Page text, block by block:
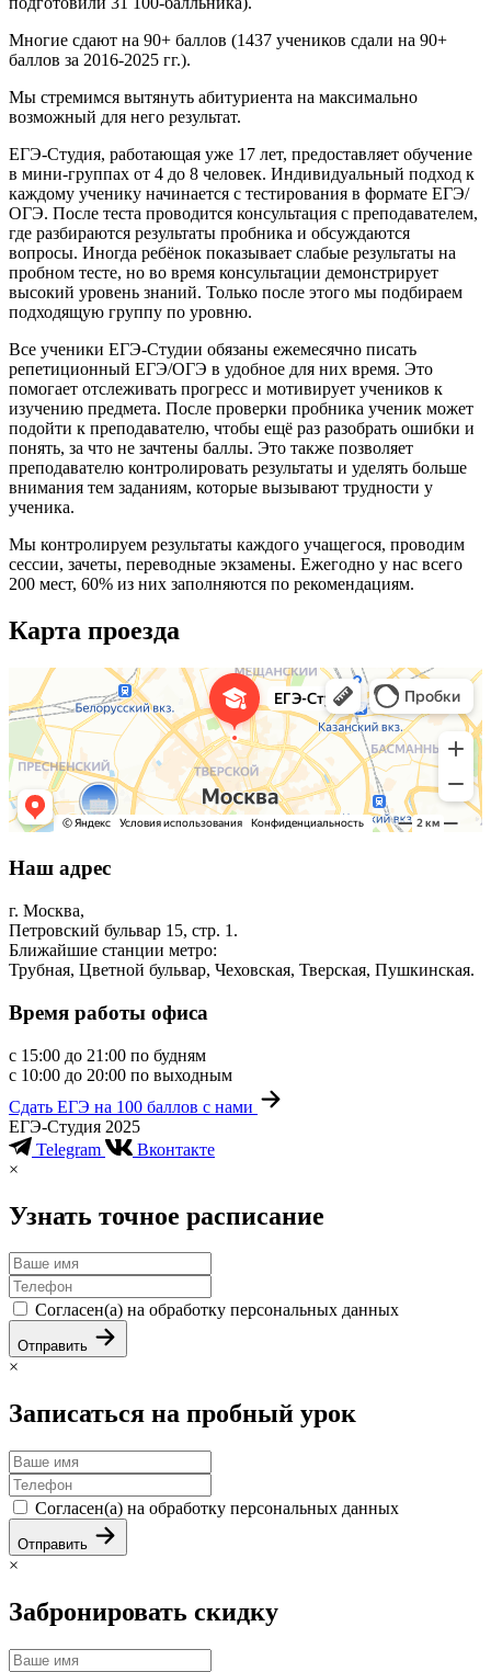
Многие сдают на 90+ баллов (1437 учеников сдали на 90+
баллов за 2016-2025 гг.).
Мы стремимся вытянуть абитуриента на максимально
возможный для него результат.
ЕГЭ-Студия, работающая уже 17 лет, предоставляет обучение
в мини-группах от 4 до 8 человек. Индивидуальный подход к
каждому ученику начинается с тестирования в формате ЕГЭ/
ОГЭ. После теста проводится консультация с преподавателем,
где разбираются результаты пробника и обсуждаются
вопросы. Иногда ребёнок показывает слабые результаты на
пробном тесте, но во время консультации демонстрирует
высокий уровень знаний. Только после этого мы подбираем
подходящую группу по уровню.
Все ученики ЕГЭ-Студии обязаны ежемесячно писать
репетиционный ЕГЭ/ОГЭ в удобное для них время. Это
помогает отслеживать прогресс и мотивирует учеников к
изучению предмета. После проверки пробника ученик может
подойти к преподавателю, чтобы ещё раз разобрать ошибки и
понять, за что не зачтены баллы. Это также позволяет
преподавателю контролировать результаты и уделять больше
внимания тем заданиям, которые вызывают трудности у
ученика.
Мы контролируем результаты каждого учащегося, проводим
сессии, зачеты, переводные экзамены. Ежегодно у нас всего
200 мест, 60% из них заполняются по рекомендациям.
Карта проезда
Наш адрес
г. Москва,
Петровский бульвар 15, стр. 1 .
Ближайшие станции метро:
Трубная, Цветной бульвар, Чеховская, Тверская, Пушкинская.
Время работы офиса
с 15:00 до 21:00 по будням
с 10:00 до 20:00 по выходным
Сдать ЕГЭ на 100 баллов с нами
ЕГЭ-Cтудия 2025
Telegram
Вконтакте
×
Узнать точное расписание
Согласен(а) на обработку персональных данных
Отправить
×
Записаться на пробный урок
Согласен(а) на обработку персональных данных
Отправить
×
Забронировать скидку